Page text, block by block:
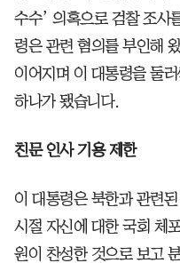
수수’ 의혹으로 검찰 조사
령은 관련 혐의를 부인해
이어지며 이 대통령을 둘
하나가 됐습니다.
친문 인사 기용 제한
이 대통령은 북한과 관련
시절 자신에 대한 국회 체
원이 찬성한 것으로 보고